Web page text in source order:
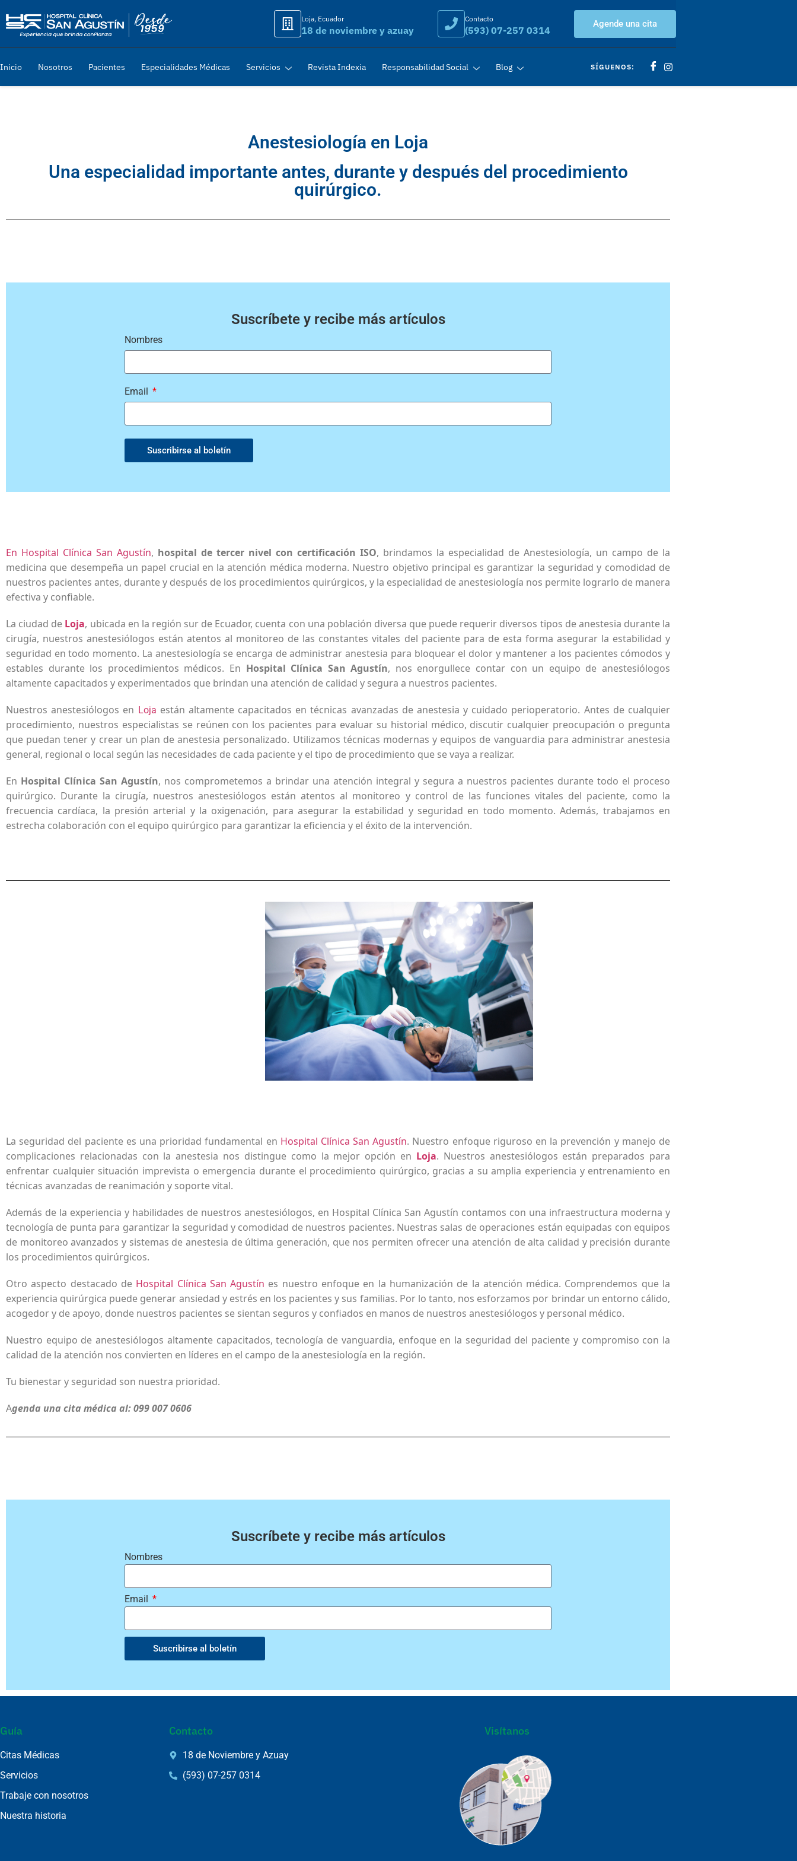
Loja, Ecuador
18 de noviembre y azuay
Contacto
(593) 07-257 0314
Agende una cita
Inicio Nosotros Pacientes Especialidades Médicas Servicios Revista Indexia Responsabilidad Social Blog SÍGUENOS:
Anestesiología en Loja
Una especialidad importante antes, durante y después del procedimiento
quirúrgico.
Suscríbete y recibe más artículos
Nombres
Email
Suscribirse al boletín
En Hospital Clínica San Agustín, hospital de tercer nivel con certificación ISO, brindamos la especialidad de Anestesiología, un campo de la
medicina que desempeña un papel crucial en la atención médica moderna. Nuestro objetivo principal es garantizar la seguridad y comodidad de
nuestros pacientes antes, durante y después de los procedimientos quirúrgicos, y la especialidad de anestesiología nos permite lograrlo de manera
efectiva y confiable.
La ciudad de Loja, ubicada en la región sur de Ecuador, cuenta con una población diversa que puede requerir diversos tipos de anestesia durante la
cirugía, nuestros anestesiólogos están atentos al monitoreo de las constantes vitales del paciente para de esta forma asegurar la estabilidad y
seguridad en todo momento. La anestesiología se encarga de administrar anestesia para bloquear el dolor y mantener a los pacientes cómodos y
estables durante los procedimientos médicos. En Hospital Clínica San Agustín, nos enorgullece contar con un equipo de anestesiólogos
altamente capacitados y experimentados que brindan una atención de calidad y segura a nuestros pacientes.
Nuestros anestesiólogos en Loja están altamente capacitados en técnicas avanzadas de anestesia y cuidado perioperatorio. Antes de cualquier
procedimiento, nuestros especialistas se reúnen con los pacientes para evaluar su historial médico, discutir cualquier preocupación o pregunta
que puedan tener y crear un plan de anestesia personalizado. Utilizamos técnicas modernas y equipos de vanguardia para administrar anestesia
general, regional o local según las necesidades de cada paciente y el tipo de procedimiento que se vaya a realizar.
En Hospital Clínica San Agustín, nos comprometemos a brindar una atención integral y segura a nuestros pacientes durante todo el proceso
quirúrgico. Durante la cirugía, nuestros anestesiólogos están atentos al monitoreo y control de las funciones vitales del paciente, como la
frecuencia cardíaca, la presión arterial y la oxigenación, para asegurar la estabilidad y seguridad en todo momento. Además, trabajamos en
estrecha colaboración con el equipo quirúrgico para garantizar la eficiencia y el éxito de la intervención.
La seguridad del paciente es una prioridad fundamental en Hospital Clínica San Agustín. Nuestro enfoque riguroso en la prevención y manejo de
complicaciones relacionadas con la anestesia nos distingue como la mejor opción en Loja. Nuestros anestesiólogos están preparados para
enfrentar cualquier situación imprevista o emergencia durante el procedimiento quirúrgico, gracias a su amplia experiencia y entrenamiento en
técnicas avanzadas de reanimación y soporte vital.
Además de la experiencia y habilidades de nuestros anestesiólogos, en Hospital Clínica San Agustín contamos con una infraestructura moderna y
tecnología de punta para garantizar la seguridad y comodidad de nuestros pacientes. Nuestras salas de operaciones están equipadas con equipos
de monitoreo avanzados y sistemas de anestesia de última generación, que nos permiten ofrecer una atención de alta calidad y precisión durante
los procedimientos quirúrgicos.
Otro aspecto destacado de Hospital Clínica San Agustín es nuestro enfoque en la humanización de la atención médica. Comprendemos que la
experiencia quirúrgica puede generar ansiedad y estrés en los pacientes y sus familias. Por lo tanto, nos esforzamos por brindar un entorno cálido,
acogedor y de apoyo, donde nuestros pacientes se sientan seguros y confiados en manos de nuestros anestesiólogos y personal médico.
Nuestro equipo de anestesiólogos altamente capacitados, tecnología de vanguardia, enfoque en la seguridad del paciente y compromiso con la
calidad de la atención nos convierten en líderes en el campo de la anestesiología en la región.
Tu bienestar y seguridad son nuestra prioridad.
Agenda una cita médica al: 099 007 0606
Suscríbete y recibe más artículos
Nombres
Email
Suscribirse al boletín
Guía
Citas Médicas
Servicios
Trabaje con nosotros
Nuestra historia
Contacto
18 de Noviembre y Azuay
(593) 07-257 0314
Visítanos